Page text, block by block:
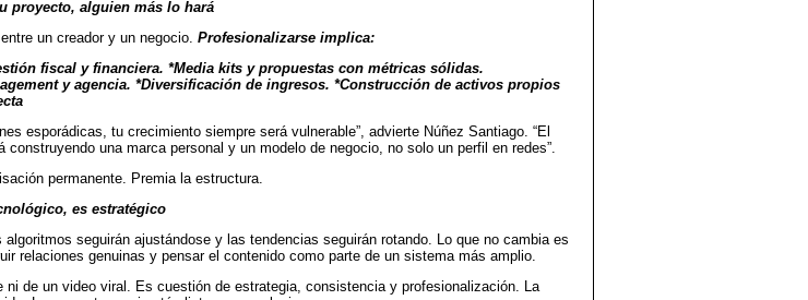
proyecto, alguien más lo hará
un creador y un negocio. Profesionalizarse implica:
fiscal y financiera. *Media kits y propuestas con métricas sólidas.
y agencia. *Diversificación de ingresos. *Construcción de activos propios
esporádicas, tu crecimiento siempre será vulnerable”, advierte Núñez Santiago. “El
construyendo una marca personal y un modelo de negocio, no solo un perfil en redes”.
permanente. Premia la estructura.
es estratégico
seguirán ajustándose y las tendencias seguirán rotando. Lo que no cambia es
relaciones genuinas y pensar el contenido como parte de un sistema más amplio.
ni de un video viral. Es cuestión de estrategia, consistencia y profesionalización. La